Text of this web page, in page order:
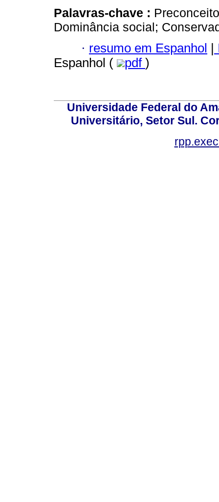
Palavras-chave :
Dominância social;
· resumo em Espanhol |
Espanhol (
pdf )
Universidade Federal do
Universitário, Setor Sul.